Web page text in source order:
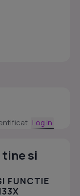
Log in
si
FUNCTIE